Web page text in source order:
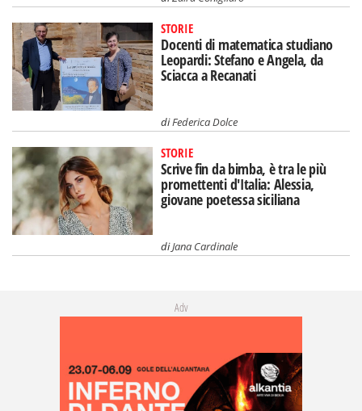
STORIE
Docenti di matematica studiano
Leopardi: Stefano e Angela, da
Sciacca a Recanati
diFederica Dolce
STORIE
Scrive fin da bimba, è tra le più
promettenti d'Italia: Alessia,
giovane poetessa siciliana
diJana Cardinale
Adv